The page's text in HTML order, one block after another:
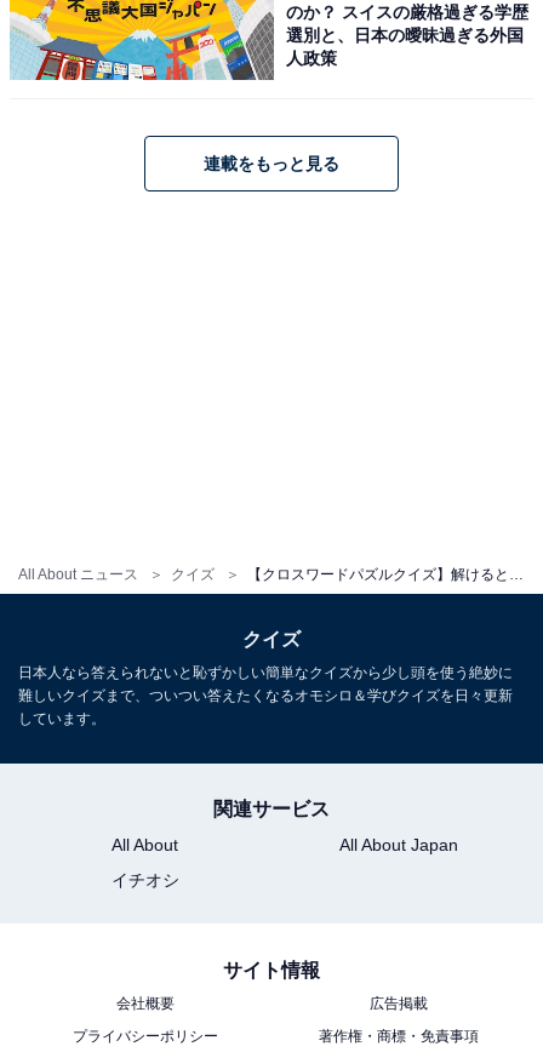
All About ニュース クイズ
のか？ スイスの厳格過ぎる学歴
選別と、日本の曖昧過ぎる外国
人政策
連載をもっと見る
クイズ
日本人なら答えられないと恥ずかしい簡単なクイズから少し頭を使う絶妙に
難しいクイズまで、ついつい答えたくなるオモシロ＆学びクイズを日々更新
しています。
関連サービス
All About
All About Japan
イチオシ
サイト情報
会社概要
広告掲載
プライバシーポリシー
著作権・商標・免責事項